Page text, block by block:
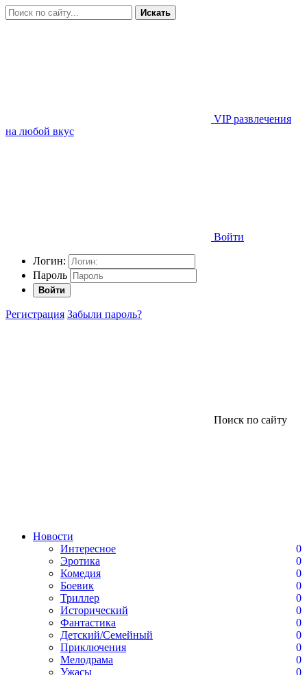
Искать
VIP развлечения
на любой вкус
Войти
Логин:
Пароль
Войти
Регистрация Забыли пароль?
Поиск по сайту
Новости
Интересное
0
Эротика
0
Комедия
0
Боевик
0
Триллер
0
Исторический
0
Фантастика
0
Детский/Семейный
0
Приключения
0
Мелодрама
0
Ужасы
0